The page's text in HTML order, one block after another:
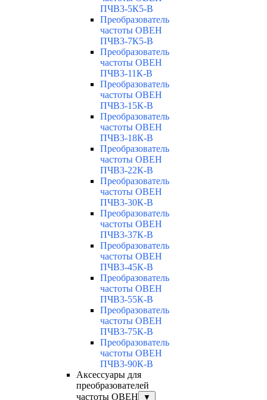
ПЧВ3-5К5-В
Преобразователь
частоты ОВЕН
ПЧВ3-7К5-В
Преобразователь
частоты ОВЕН
ПЧВ3-11К-В
Преобразователь
частоты ОВЕН
ПЧВ3-15К-В
Преобразователь
частоты ОВЕН
ПЧВ3-18К-В
Преобразователь
частоты ОВЕН
ПЧВ3-22К-В
Преобразователь
частоты ОВЕН
ПЧВ3-30К-В
Преобразователь
частоты ОВЕН
ПЧВ3-37К-В
Преобразователь
частоты ОВЕН
ПЧВ3-45К-В
Преобразователь
частоты ОВЕН
ПЧВ3-55К-В
Преобразователь
частоты ОВЕН
ПЧВ3-75К-В
Преобразователь
частоты ОВЕН
ПЧВ3-90К-В
Аксессуары для
преобразователей
частоты ОВЕН
▼